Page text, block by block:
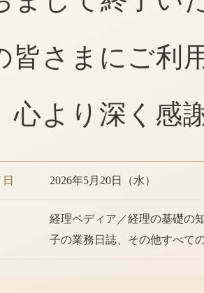
皆さまにご利
心より深く感
2026年5月20日（水）
経理ペディア／経理の基礎の
子の業務日誌、その他すべて